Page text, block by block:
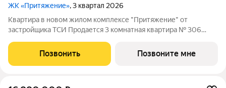
ЖК «Притяжение», 3 квартал 2026
Квартира в новом жилом комплексе "Притяжение" от
застройщика ТСИ Продается 3 комнатная квартира № 306
дома. О КОМПЛЕКСЕ ЖК «Притяжение» это комфорт и
эстетика в каждом метре. Четыре дома
Позвонить Позвоните мне